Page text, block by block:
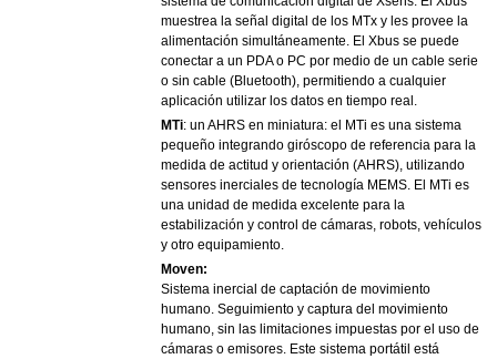
muestrea la señal digital de los MTx y les provee la
alimentación simultáneamente. El Xbus se puede
conectar a un PDA o PC por medio de un cable serie
o sin cable (Bluetooth), permitiendo a cualquier
aplicación utilizar los datos en tiempo real.
MTi: un AHRS en miniatura: el MTi es una sistema
pequeño integrando giróscopo de referencia para la
medida de actitud y orientación (AHRS), utilizando
sensores inerciales de tecnología MEMS. El MTi es
una unidad de medida excelente para la
estabilización y control de cámaras, robots, vehículos
y otro equipamiento.
Moven:
Sistema inercial de captación de movimiento
humano. Seguimiento y captura del movimiento
humano, sin las limitaciones impuestas por el uso de
cámaras o emisores. Este sistema portátil está